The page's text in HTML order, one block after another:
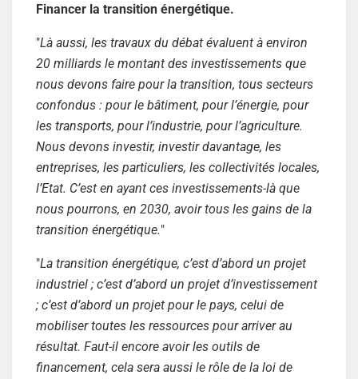
Financer la transition énergétique.
"Là aussi, les travaux du débat évaluent à environ
20 milliards le montant des investissements que
nous devons faire pour la transition, tous secteurs
confondus : pour le bâtiment, pour l’énergie, pour
les transports, pour l’industrie, pour l’agriculture.
Nous devons investir, investir davantage, les
entreprises, les particuliers, les collectivités locales,
l’Etat. C’est en ayant ces investissements-là que
nous pourrons, en 2030, avoir tous les gains de la
transition énergétique."
"La transition énergétique, c’est d’abord un projet
industriel ; c’est d’abord un projet d’investissement
; c’est d’abord un projet pour le pays, celui de
mobiliser toutes les ressources pour arriver au
résultat. Faut-il encore avoir les outils de
financement, cela sera aussi le rôle de la loi de